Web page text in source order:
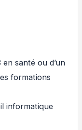
santé ou d’un
formations
informatique